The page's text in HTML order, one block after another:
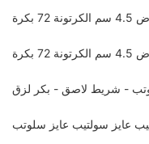
- شريط لاصق - بكر لزق
عايز سولتيب عايز سلوتب